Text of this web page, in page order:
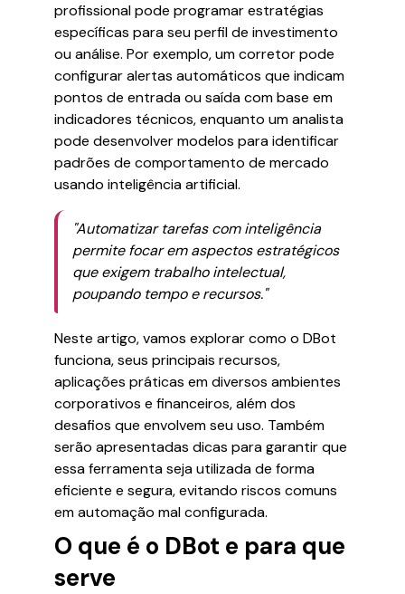
profissional pode programar estratégias
específicas para seu perfil de investimento
ou análise. Por exemplo, um corretor pode
configurar alertas automáticos que indicam
pontos de entrada ou saída com base em
indicadores técnicos, enquanto um analista
pode desenvolver modelos para identificar
padrões de comportamento de mercado
usando inteligência artificial.
"Automatizar tarefas com inteligência
permite focar em aspectos estratégicos
que exigem trabalho intelectual,
poupando tempo e recursos."
Neste artigo, vamos explorar como o DBot
funciona, seus principais recursos,
aplicações práticas em diversos ambientes
corporativos e financeiros, além dos
desafios que envolvem seu uso. Também
serão apresentadas dicas para garantir que
essa ferramenta seja utilizada de forma
eficiente e segura, evitando riscos comuns
em automação mal configurada.
O que é o DBot e para que
serve